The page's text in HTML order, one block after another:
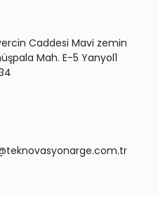
Caddesi Mavi zemin
Mah. E-5 Yanyol1